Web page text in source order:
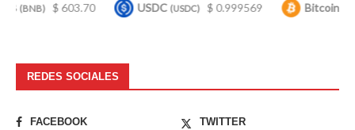
$ 603.70 USDC(USDC) $ 0.999569 Bitcoin(BTC) $
REDES SOCIALES
FACEBOOK
TWITTER